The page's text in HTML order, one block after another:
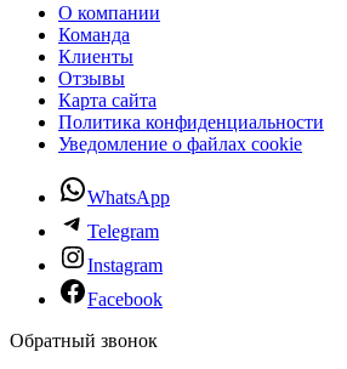
О компании
Команда
Клиенты
Отзывы
Карта сайта
Политика конфиденциальности
Уведомление о файлах cookie
WhatsApp
Telegram
Instagram
Facebook
Обратный звонок